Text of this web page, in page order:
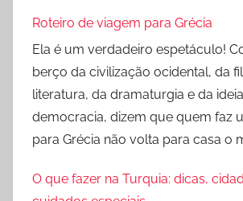
Roteiro de viagem para Grécia
Ela é um verdadeiro espetáculo!
berço da civilização ocidental, da
literatura, da dramaturgia e da
democracia, dizem que quem faz
para Grécia não volta para casa o
O que fazer na Turquia: dicas,